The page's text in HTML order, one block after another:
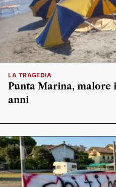
LA TRAGEDIA
Punta Marina, malore
anni